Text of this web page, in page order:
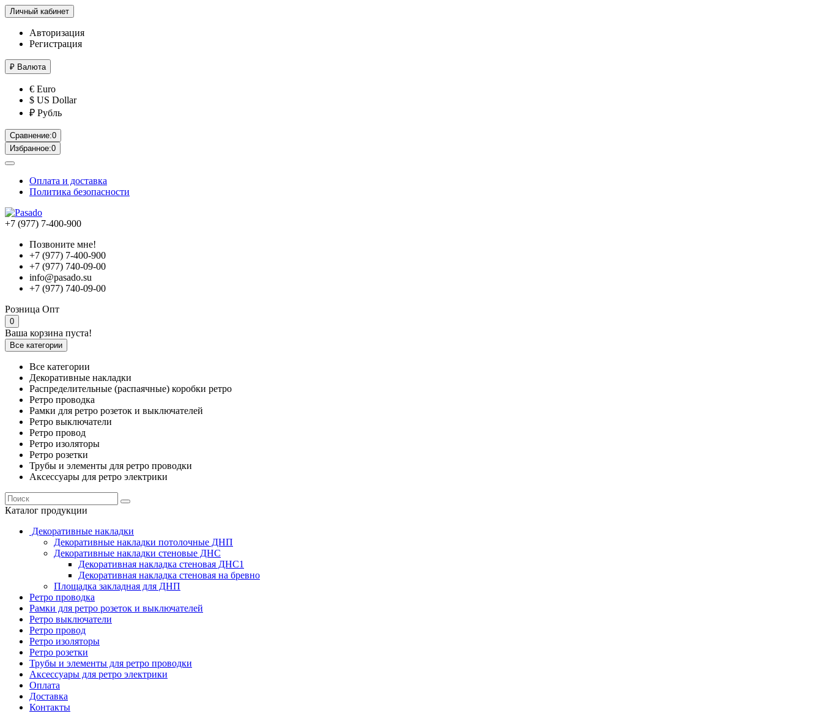
Личный кабинет
Авторизация
Регистрация
₽ Валюта
€ Euro
$ US Dollar
₽ Рубль
Сравнение:0
Избранное:0
Оплата и доставка
Политика безопасности
+7 (977) 7-400-900
Позвоните мне!
+7 (977) 7-400-900
+7 (977) 740-09-00
info@pasado.su
+7 (977) 740-09-00
Розница Опт
0
Ваша корзина пуста!
Все категории
Все категории
Декоративные накладки
Распределительные (распаячные) коробки ретро
Ретро проводка
Рамки для ретро розеток и выключателей
Ретро выключатели
Ретро провод
Ретро изоляторы
Ретро розетки
Трубы и элементы для ретро проводки
Аксессуары для ретро электрики
Каталог продукции
Декоративные накладки
Декоративные накладки потолочные ДНП
Декоративные накладки стеновые ДНС
Декоративная накладка стеновая ДНС1
Декоративная накладка стеновая на бревно
Площадка закладная для ДНП
Ретро проводка
Рамки для ретро розеток и выключателей
Ретро выключатели
Ретро провод
Ретро изоляторы
Ретро розетки
Трубы и элементы для ретро проводки
Аксессуары для ретро электрики
Оплата
Доставка
Контакты